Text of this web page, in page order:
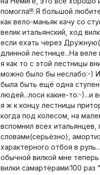
помогла!!! Я большой
как вело-маньяк качу со
велик итальянский, ход
если ехать через
длинной лестнице...На
я как то с этой лестницы
можно было бы неслабо:-) И
была быть ещё одна
людей...лоси какие-то:-)...и
я ж к концу лестницы
когда под колесом, на
вспомнил всех
словами(серьёзно),
характерного отбоя в
обычной вилкой мне
вилки самартёрами:100 раз